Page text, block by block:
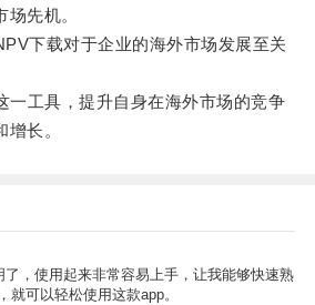
先机。
下载对于企业的海外市场发展至关
工具，提升自身在海外市场的竞争
长。
，使用起来非常容易上手，让我能够快速熟
就可以轻松使用这款app。